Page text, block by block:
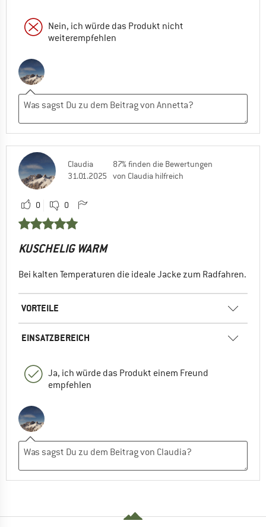
Nein, ich würde das Produkt nicht
weiterempfehlen
Claudia
31.01.2025
87% finden die Bewertungen
von Claudia hilfreich
0 0
KUSCHELIG WARM
Bei kalten Temperaturen die ideale Jacke zum Radfahren.
VORTEILE
EINSATZBEREICH
Ja, ich würde das Produkt einem Freund
empfehlen